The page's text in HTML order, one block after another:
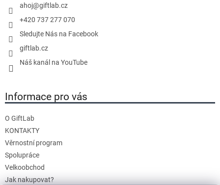
ahoj@giftlab.cz
+420 737 277 070
Sledujte Nás na Facebook
giftlab.cz
Náš kanál na YouTube
Informace pro vás
O GiftLab
KONTAKTY
Věrnostní program
Spolupráce
Velkoobchod
Jak nakupovat?